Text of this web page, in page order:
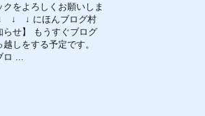
クをよろしくお願いしま
↓ ↓ にほんブログ村
らせ】 もうすぐブログ
越しをする予定です。
ロ ...